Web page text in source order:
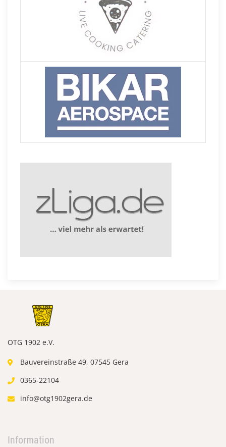
OTG 1902 e.V.
Bauvereinstraße 49, 07545 Gera
0365-22104
info@otg1902gera.de
Information